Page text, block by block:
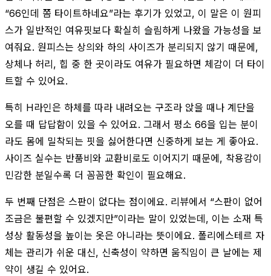
“66인데 쫌 타이트하네요”라는 후기가 있었고, 이 말은 이 원피
스가 일반적인 여유핏보다 확실히 슬림하게 나왔을 가능성을 보
여줘요. 원피스는 상의와 하의 사이즈가 분리되지 않기 때문에,
상체나 허리, 힙 중 한 곳이라도 여유가 필요하면 체감이 더 타이
트할 수 있어요.
특히 H라인은 하체를 따라 내려오는 구조라 앉을 때나 계단을
오를 때 답답함이 있을 수 있어요. 그래서 평소 66을 입는 분이
라도 몸에 밀착되는 핏을 싫어한다면 신중하게 보는 게 좋아요.
사이즈 실수는 반품비와 교환비로도 이어지기 때문에, 착용감이
민감한 분일수록 더 꼼꼼한 확인이 필요해요.
두 번째 단점은 스판이 없다는 점이에요. 리뷰에서 “스판이 없어
조금은 불편할 수 있겠지만”이라는 말이 있었는데, 이는 소재 특
성상 활동성을 높이는 옷은 아니라는 뜻이에요. 폴리에스테르 자
체는 관리가 쉬운 대신, 신축성이 약하면 움직임이 큰 날에는 제
약이 생길 수 있어요.